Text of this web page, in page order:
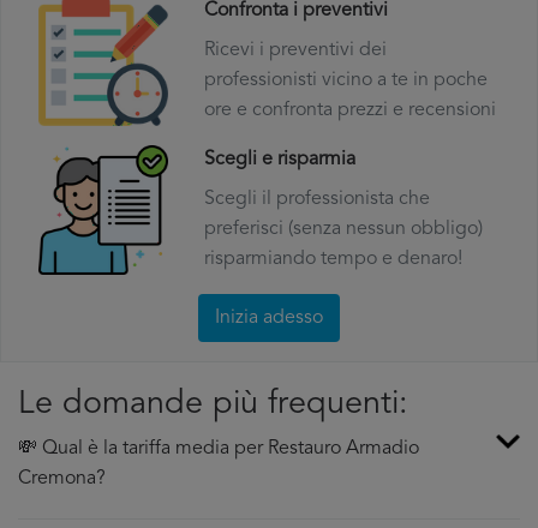
Confronta i preventivi
Ricevi i preventivi dei
professionisti vicino a te in poche
ore e confronta prezzi e recensioni
Scegli e risparmia
Scegli il professionista che
preferisci (senza nessun obbligo)
risparmiando tempo e denaro!
Inizia adesso
Le domande più frequenti:
💸 Qual è la tariffa media per Restauro Armadio
Cremona?